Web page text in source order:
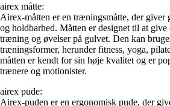
airex måtte:
Airex-måtten er en træningsmåtte, der giver
og holdbarhed. Måtten er designet til at
træning og øvelser på gulvet. Den kan
træningsformer, herunder fitness, yoga,
måtten er kendt for sin høje kvalitet og er
trænere og motionister.
airex pude:
Airex-puden er en ergonomisk pude, der